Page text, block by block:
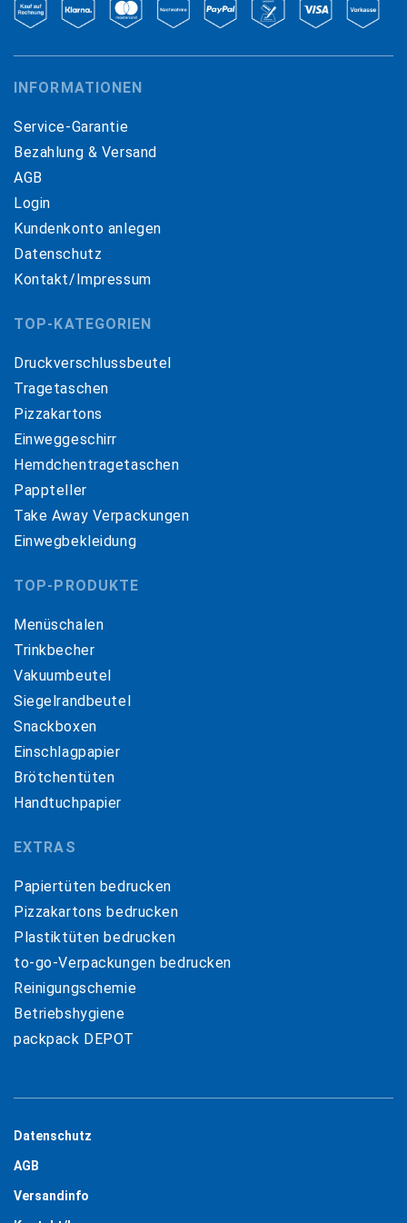
INFORMATIONEN
Service-Garantie
Bezahlung & Versand
AGB
Login
Kundenkonto anlegen
Datenschutz
Kontakt/Impressum
TOP-KATEGORIEN
Druckverschlussbeutel
Tragetaschen
Pizzakartons
Einweggeschirr
Hemdchentragetaschen
Pappteller
Take Away Verpackungen
Einwegbekleidung
TOP-PRODUKTE
Menüschalen
Trinkbecher
Vakuumbeutel
Siegelrandbeutel
Snackboxen
Einschlagpapier
Brötchentüten
Handtuchpapier
EXTRAS
Papiertüten bedrucken
Pizzakartons bedrucken
Plastiktüten bedrucken
to-go-Verpackungen bedrucken
Reinigungschemie
Betriebshygiene
packpack DEPOT
Datenschutz
AGB
Versandinfo